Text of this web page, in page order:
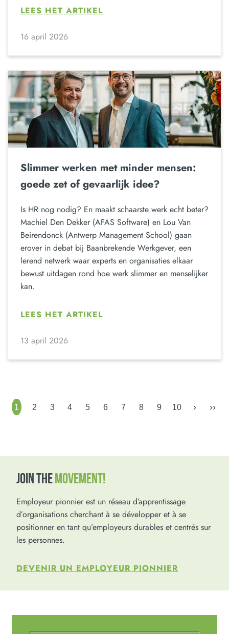
LEES HET ARTIKEL
16 april 2026
Slimmer werken met minder mensen:
goede zet of gevaarlijk idee?
Is HR nog nodig? En maakt schaarste werk echt beter?
Machiel Den Dekker (AFAS Software) en Lou Van
Beirendonck (Antwerp Management School) gaan
erover in debat bij Baanbrekende Werkgever, een
lerend netwerk waar experts en organisaties elkaar
bewust uitdagen rond hoe werk slimmer en menselijker
kan.
LEES HET ARTIKEL
13 april 2026
1 2 3 4 5 6 7 8 9 10 › ››
JOIN THEMOVEMENT!
Employeur pionnier est un réseau d’apprentissage
d’organisations cherchant à se développer et à se
positionner en tant qu’employeurs durables et centrés sur
les personnes.
DEVENIR UN EMPLOYEUR PIONNIER